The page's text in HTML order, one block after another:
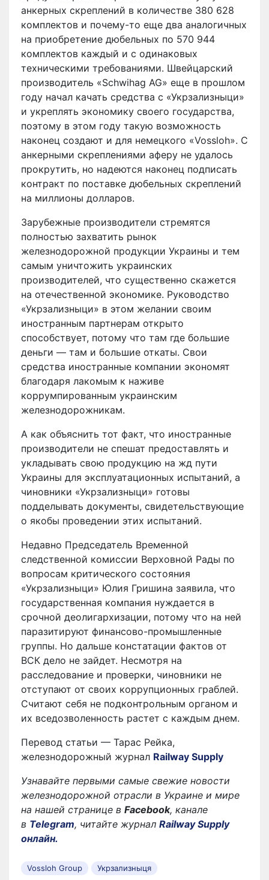
анкерных скреплений в количестве 380 628
комплектов и почему-то еще два аналогичных
на приобретение дюбельных по 570 944
комплектов каждый и с одинаковых
техническими требованиями. Швейцарский
производитель «Schwihag AG» еще в прошлом
году начал качать средства с «Укрзализныци»
и укреплять экономику своего государства,
поэтому в этом году такую ​​возможность
наконец создают и для немецкого «Vossloh». С
анкерными скреплениями аферу не удалось
прокрутить, но надеются наконец подписать
контракт по поставке дюбельных скреплений
на миллионы долларов.
Зарубежные производители стремятся
полностью захватить рынок
железнодорожной продукции Украины и тем
самым уничтожить украинских
производителей, что существенно скажется
на отечественной экономике. Руководство
«Укрзализныци» в этом желании своим
иностранным партнерам открыто
способствует, потому что там где большие
деньги — там и большие откаты. Свои
средства иностранные компании экономят
благодаря лакомым к наживе
коррумпированным украинским
железнодорожникам.
А как объяснить тот факт, что иностранные
производители не спешат предоставлять и
укладывать свою продукцию на жд пути
Украины для эксплуатационных испытаний, а
чиновники «Укрзализныци» готовы
подделывать документы, свидетельствующие
о якобы проведении этих испытаний.
Недавно Председатель Временной
следственной комиссии Верховной Рады по
вопросам критического состояния
«Укрзализныци» Юлия Гришина заявила, что
государственная компания нуждается в
срочной деолигархизации, потому что на ней
паразитируют финансово-промышленные
группы. Но дальше констатации фактов от
ВСК дело не зайдет. Несмотря на
расследование и проверки, чиновники не
отступают от своих коррупционных граблей.
Считают себя не подконтрольным органом и
их вседозволенность растет с каждым днем.
Перевод статьи — Тарас Рейка,
железнодорожный журнал Railway Supply
Узнавайте первыми самые свежие новости
железнодорожной отрасли в Украине и мире
на нашей странице в Facebook, канале
в Telegram, читайте журнал Railway Supply
онлайн.
Vossloh Group Укрзализныця